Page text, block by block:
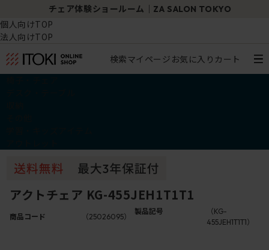
チェア体験ショールーム｜ZA SALON TOKYO
個人向けTOP
法人向けTOP
検索マイページ お気に入り カート
アクトチェア KG-455JEH1T1T1
商品コード （25026095）
製品記号
（KG-
455JEH1T1T1）